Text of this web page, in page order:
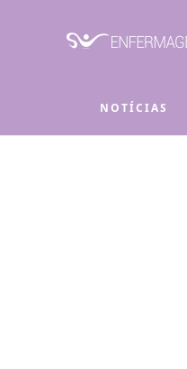
Skip to main content
NOTÍCIAS